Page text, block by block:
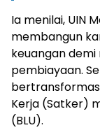
Ia menilai, UIN
membangun
keuangan
pembiayaan.
Kerja (Satker)
(BLU).